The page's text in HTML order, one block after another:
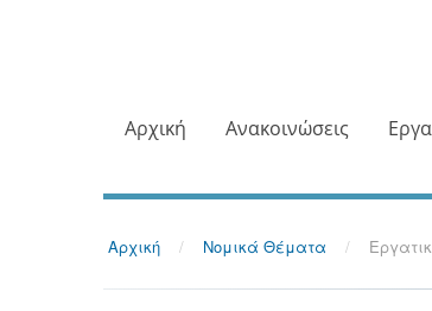
Αρχική Ανακοινώσεις
Αρχική / Νομικά Θέματα /